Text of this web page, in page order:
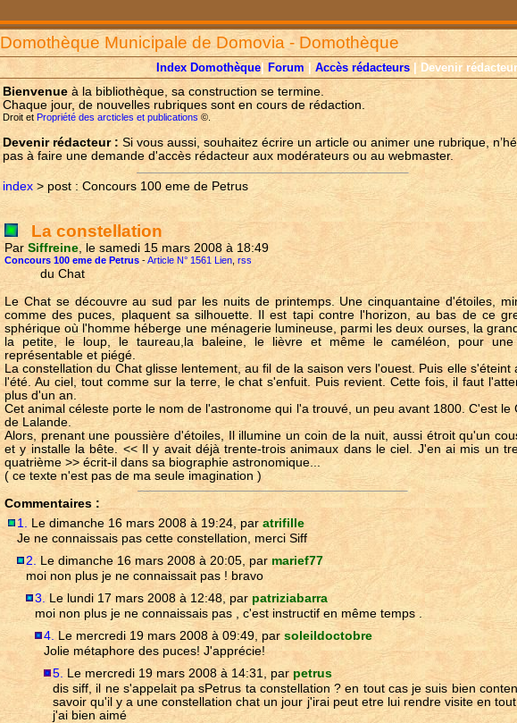
Domothèque Municipale de Domovia - Domothèque
Index Domothèque Forum Accès rédacteurs | Devenir
Bienvenue à la bibliothèque, sa construction se termine.
Chaque jour, de nouvelles rubriques sont en cours de rédaction.
Droit et Propriété des arcticles et publications ©.
Devenir rédacteur : Si vous aussi, souhaitez écrire un article ou animer une rubrique,
pas à faire une demande d'accès rédacteur aux modérateurs ou au webmaster.
index > post : Concours 100 eme de Petrus
La constellation
Par Siffreine , le samedi 15 mars 2008 à 18:49
Concours 100 eme de Petrus -Article N° 1561 Lien rss
du Chat
Le Chat se découvre au sud par les nuits de printemps. Une cinquantaine d'étoiles,
comme des puces, plaquent sa silhouette. Il est tapi contre l'horizon, au bas de ce
sphérique où l'homme héberge une ménagerie lumineuse, parmi les deux ourses, la
la petite, le loup, le taureau,la baleine, le lièvre et même le caméléon, pour une
représentable et piégé.
La constellation du Chat glisse lentement, au fil de la saison vers l'ouest. Puis elle s'éteint
l'été. Au ciel, tout comme sur la terre, le chat s'enfuit. Puis revient. Cette fois, il faut
plus d'un an.
Cet animal céleste porte le nom de l'astronome qui l'a trouvé, un peu avant 1800. C'est le
de Lalande.
Alors, prenant une poussière d'étoiles, Il illumine un coin de la nuit, aussi étroit qu'un
et y installe la bête. << Il y avait déjà trente-trois animaux dans le ciel. J'en ai mis un
quatrième >> écrit-il dans sa biographie astronomique...
( ce texte n'est pas de ma seule imagination )
Commentaires :
1.
Le dimanche 16 mars 2008 à 19:24, par atrifille
Je ne connaissais pas cette constellation, merci Siff
2. Le dimanche 16 mars 2008 à 20:05, par marief77
moi non plus je ne connaissait pas ! bravo
3. Le lundi 17 mars 2008 à 12:48, par patriziabarra
moi non plus je ne connaissais pas , c'est instructif en même temps .
4. Le mercredi 19 mars 2008 à 09:49, parsoleildoctobre
Jolie métaphore des puces! J'apprécie!
5. Le mercredi 19 mars 2008 à 14:31, par petrus
dis siff, il ne s'appelait pa sPetrus ta constellation ? en tout cas je suis bien
savoir qu'il y a une constellation chat un jour j'irai peut etre lui rendre visite en
j'ai bien aimé